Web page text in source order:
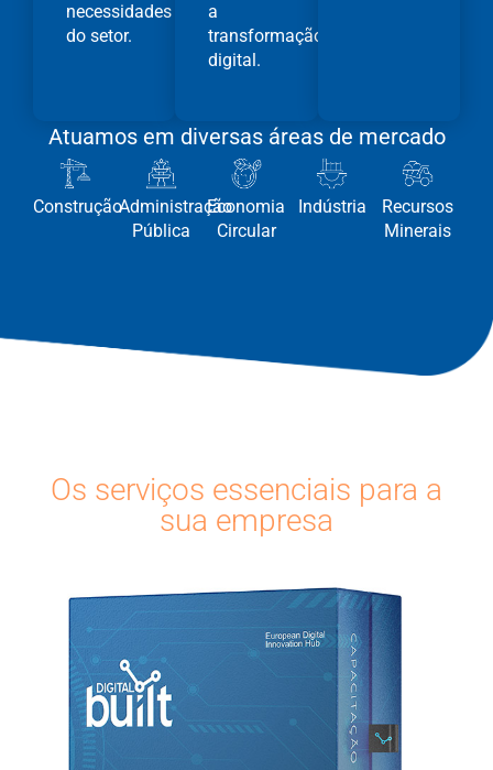
necessidades
do setor.
a
transformação
digital.
Atuamos em diversas áreas de mercado
ConstruçãoAdministração
Pública
Economia
Circular
Indústria
Recursos
Minerais
Os serviços essenciais para a
sua empresa